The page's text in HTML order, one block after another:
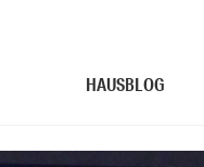
HAUSBLOG